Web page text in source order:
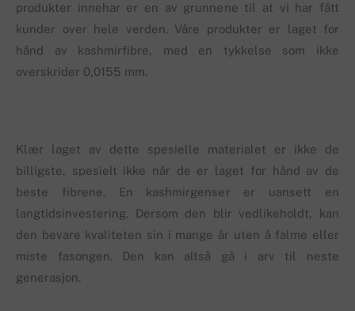
produkter innehar er en av grunnene til at vi har fått
kunder over hele verden. Våre produkter er laget for
hånd av kashmirfibre, med en tykkelse som ikke
overskrider 0,0155 mm.
Klær laget av dette spesielle materialet er ikke de
billigste, spesielt ikke når de er laget for hånd av de
beste fibrene. En kashmirgenser er uansett en
langtidsinvestering. Dersom den blir vedlikeholdt, kan
den bevare kvaliteten sin i mange år uten å falme eller
miste fasongen. Den kan altså gå i arv til neste
generasjon.